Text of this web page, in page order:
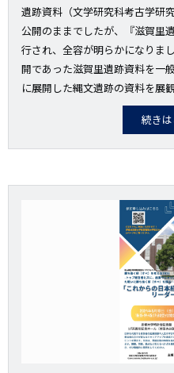
遺跡資料（文学研究科考古学研
公開のままでしたが、『滋賀里
行され、全容が明らかになりま
開であった滋賀里遺跡資料を一
に展開した縄文遺跡の資料を展
続き